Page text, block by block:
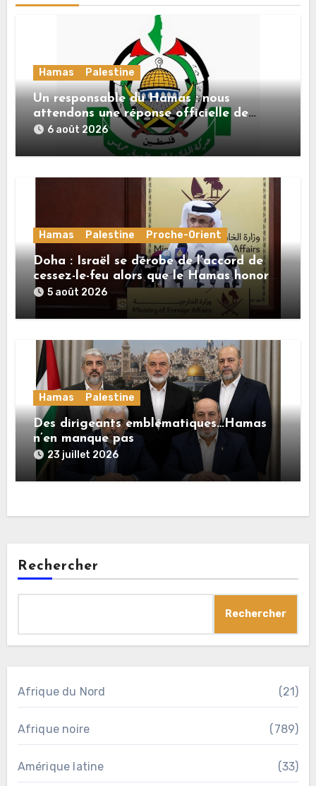
Hamas Palestine
Un responsable du Hamas : nous
attendons une réponse officielle de
Mladenov concernant la feuille de route
de la deuxième phase de l’accord
6 août 2026
Hamas Palestine Proche-Orient
Doha : Israël se dérobe de l’accord de
cessez-le-feu alors que le Hamas honore
ses engagements
5 août 2026
Hamas Palestine
Des dirigeants emblématiques…Hamas
n’en manque pas
23 juillet 2026
Rechercher
Rechercher
Afrique du Nord (21)
Afrique noire (789)
Amérique latine (33)